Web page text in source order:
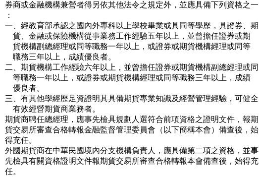
券商或金融機構兼營者得另依其他法令之規定外，並應具備下列資格之一
：
一、經教育部承認之國內外專科以上學校畢業或具同等學歷，具證券、期
貨、金融或保險機構從事業務工作經驗五年以上，並曾擔任證券或期
貨機構副總經理或同等職務一年以上，或證券或期貨機構經理或同等
職務三年以上，成績優良者。
二、期貨機構工作經驗六年以上，並曾擔任證券或期貨機構副總經理或同
等職務一年以上，或證券或期貨機構經理或同等職務三年以上，成績
優良者。
三、有其他學經歷足資證明其具備期貨專業知識及經營管理經驗，可健全
有效經營期貨商業務者。
期貨商聘任總經理，應事先檢具規劃人選符合前項資格之證明文件，報期
貨交易所審查合格轉報金融監督管理委員會（以下簡稱本會）備查後，始
得充任。
外國期貨商在中華民國境內分支機構負責人，應具備第二項之資格，並事
先檢具有關資格證明文件報期貨交易所審查合格轉報本會備查後，始得充
任。